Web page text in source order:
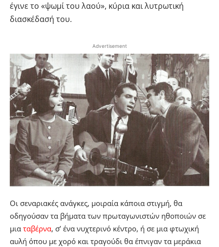
έγινε το «ψωμί του λαού», κύρια και λυτρωτική
διασκέδασή του.
Advertisement
Οι σεναριακές ανάγκες, μοιραία κάποια στιγμή, θα
οδηγούσαν τα βήματα των πρωταγωνιστών ηθοποιών σε
μια ταβέρνα, σ’ ένα νυχτερινό κέντρο, ή σε μια φτωχική
αυλή όπου με χορό και τραγούδι θα έπνιγαν τα μεράκια